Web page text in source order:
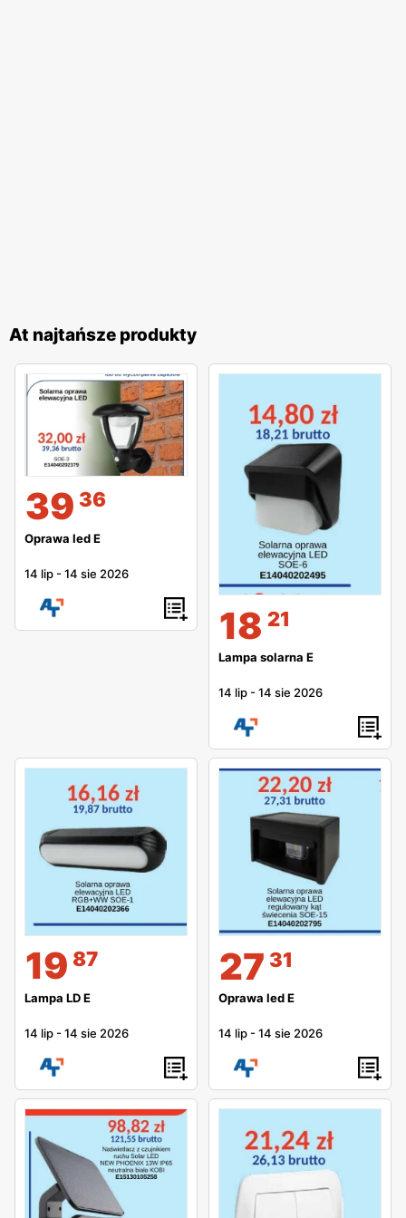
At najtańsze produkty
39 36
Oprawa led E
14 lip -14 sie 2026
18 21
Lampa solarna E
14 lip -14 sie 2026
19 87
Lampa LD E
14 lip -14 sie 2026
27 31
Oprawa led E
14 lip -14 sie 2026